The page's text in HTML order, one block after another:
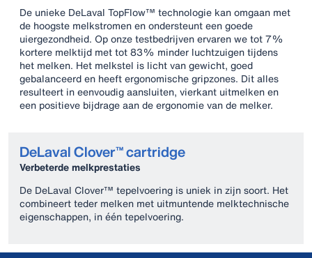
De unieke DeLaval TopFlow™ technologie kan omgaan met
de hoogste melkstromen en ondersteunt een goede
uiergezondheid. Op onze testbedrijven ervaren we tot 7% ​​
kortere melktijd met tot 83% minder luchtzuigen tijdens
het melken. Het melkstel is licht van gewicht, goed
gebalanceerd en heeft ergonomische gripzones. Dit alles
resulteert in eenvoudig aansluiten, vierkant uitmelken en
een positieve bijdrage aan de ergonomie van de melker.
DeLaval Clover™ cartridge
Verbeterde melkprestaties
De DeLaval Clover™ tepelvoering is uniek in zijn soort. Het
combineert teder melken met uitmuntende melktechnische
eigenschappen, in één tepelvoering.